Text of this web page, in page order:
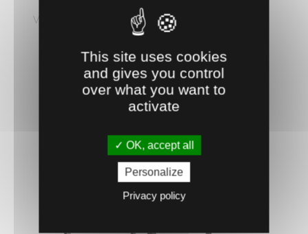
Vanne pour bacs grands volumes de 100 à 220 L.
Assure un ...
82.63 €HT
AJOUTER AU PANIER
This site uses cookies
and gives you control
over what you want to
activate
OK, accept all
Personalize
Privacy policy